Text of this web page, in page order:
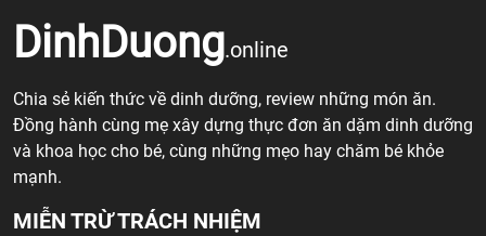
DinhDuong.online
Chia sẻ kiến thức về dinh dưỡng, review những món ăn.
Đồng hành cùng mẹ xây dựng thực đơn ăn dặm dinh dưỡng
và khoa học cho bé, cùng những mẹo hay chăm bé khỏe
mạnh.
MIỄN TRỪ TRÁCH NHIỆM